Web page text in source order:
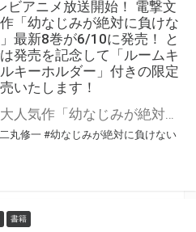
ビアニメ放送開始！ 電撃文
「幼なじみが絶対に負けな
最新8巻が6/10に発売！ と
発売を記念して「ルームキ
キーホルダー」付きの限定
いたします！
丸修一 #幼なじみが絶対に負けない
書籍